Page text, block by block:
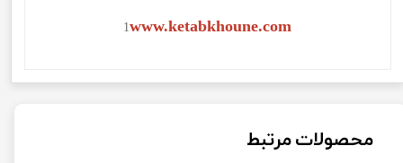
1www.ketabkhoune.com
محصولات مرتبط